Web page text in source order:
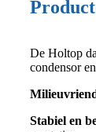
De Holtop
condensor
Stabiel en